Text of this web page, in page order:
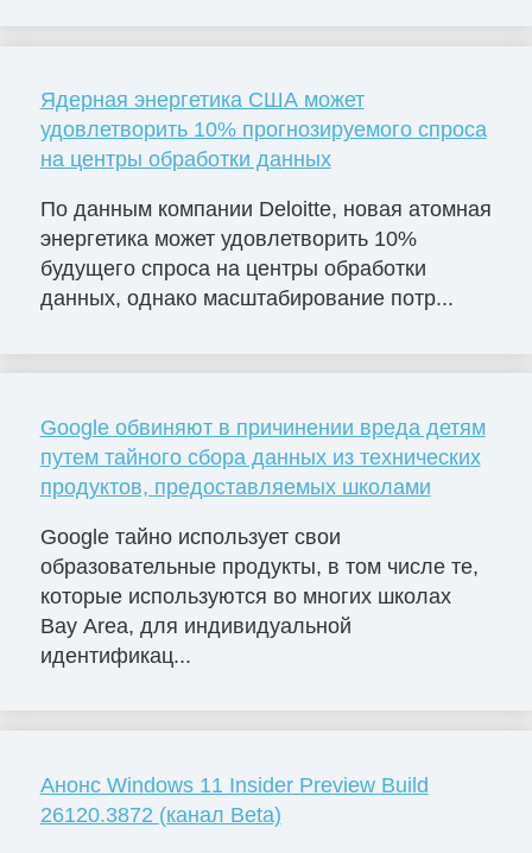
Ядерная энергетика США может
удовлетворить 10% прогнозируемого спроса
на центры обработки данных
По данным компании Deloitte, новая атомная
энергетика может удовлетворить 10%
будущего спроса на центры обработки
данных, однако масштабирование потр...
Google обвиняют в причинении вреда детям
путем тайного сбора данных из технических
продуктов, предоставляемых школами
Google тайно использует свои
образовательные продукты, в том числе те,
которые используются во многих школах
Bay Area, для индивидуальной
идентификац...
Анонс Windows 11 Insider Preview Build
26120.3872 (канал Beta)